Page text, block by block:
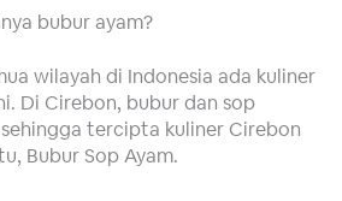
bubur ayam?
wilayah di Indonesia ada kuliner
Di Cirebon, bubur dan sop
tercipta kuliner Cirebon
Bubur Sop Ayam.